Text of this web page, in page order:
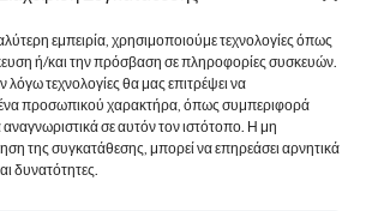
εμπειρία, χρησιμοποιούμε τεχνολογίες όπως
ή/και την πρόσβαση σε πληροφορίες συσκευών.
λόγω τεχνολογίες θα μας επιτρέψει να
προσωπικού χαρακτήρα, όπως συμπεριφορά
σε αυτόν τον ιστότοπο. Η μη
της συγκατάθεσης, μπορεί να επηρεάσει αρνητικά
δυνατότητες.